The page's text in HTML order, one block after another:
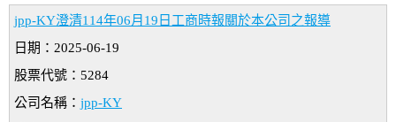
jpp-KY澄清114年06月19日工商時報關於本公司之報導
日期：2025-06-19
股票代號：5284
公司名稱： jpp-KY